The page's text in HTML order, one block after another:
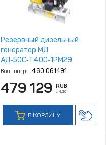
Резервный дизельный
генератор МД
АД‑50С‑Т400‑1РМ29
Код товара: 460.061491
479 129 RUB
с НДС
В КОРЗИНУ